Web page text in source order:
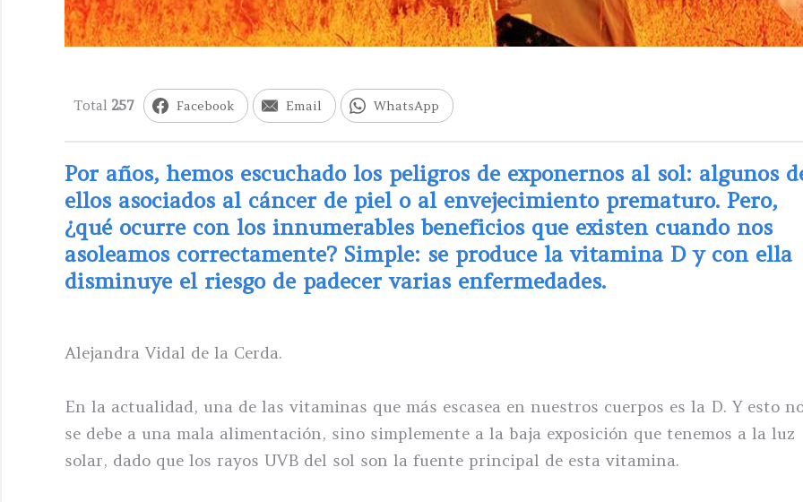
Total 257 Facebook Email WhatsApp
Por años, hemos escuchado los peligros de exponernos al sol: algunos
ellos asociados al cáncer de piel o al envejecimiento prematuro. Pero,
¿qué ocurre con los innumerables beneficios que existen cuando nos
asoleamos correctamente? Simple: se produce la vitamina D y con ella
disminuye el riesgo de padecer varias enfermedades.
Alejandra Vidal de la Cerda.
En la actualidad, una de las vitaminas que más escasea en nuestros cuerpos es la D. Y esto
se debe a una mala alimentación, sino simplemente a la baja exposición que tenemos a la luz
solar, dado que los rayos UVB del sol son la fuente principal de esta vitamina.